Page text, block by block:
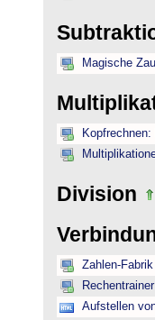
Magische
Division
Zahlen-Fabrik
Aufstellen